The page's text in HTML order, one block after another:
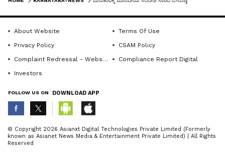
ದಾರಿದೀಪವಾಗಿವೆ. ಇಂತಹ ಶ್ರೇಷ್ಠರ ತತ್ವ ಸಿದ್ಧಾಂತ ಅರ್ಥೈಸಿ
ಜೀವನದಲ್ಲಿ ಅಳವಡಿಸಿಕೊಂಡರೆ ಸುಂದರ ಬದುಕು
ನಮ್ಮದಾಗುತ್ತದೆ ಎಂದರು.
ಮಹಾವಿದ್ಯಾಲಯ ಉಪಪ್ರಾಚಾರ್ಯ ಡಾ. ಕರಿಬಸವೇಶ್ವರ ಬಿ
ಪ್ರಾಧ್ಯಾಪಕ ಶರಣಬಸಪ್ಪ ಬಿಳಿಯಲೆ, ಪ್ರಾಧ್ಯಾಪಕ ಹಾಗೂ
ಕನ್ನಡ ವಿಭಾಗದ ಮುಖ್ಯಸ್ಥ ಡಾ.ನಾಗರಾಜ ದಂಡೋತಿ
ಪ್ರಾಸ್ತಾವಿಕವಾಗಿ ಮಾತನಾಡಿದರು, ಪ್ರಾಧ್ಯಾಪಕ ಡಾ.ಶಿವಪ್ಪ
ಸ್ವಾಗತಿಸಿದರು, ಡಾ.ಸುಮಲತಾ ಬಿ.ಎಂ ನಿರೂಪಿಸಿದರು.
ABOUT THE AUTHOR
K KannadaprabhaNewsNetwork
About Website
Terms Of Use
Privacy Policy
CSAM Policy
Complaint Redressal - Website
Compliance Report Digital
Investors
FOLLOW US ON DOWNLOAD APP
© Copyright 2026 Asianxt Digital Technologies Private Limited (Formerly
known as Asianet News Media & Entertainment Private Limited) | All Rights
Reserved